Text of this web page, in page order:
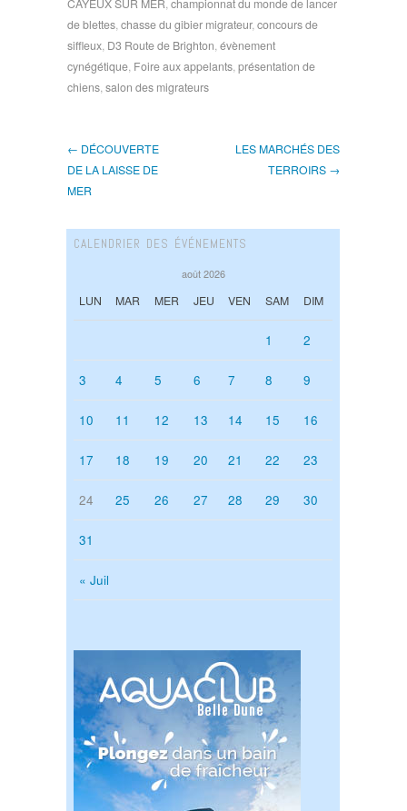
CAYEUX SUR MER,championnat du monde de lancer
de blettes,chasse du gibier migrateur,concours de
siffleux, D3 Route de Brighton,évènement
cynégétique, Foire aux appelants,présentation de
chiens,salon des migrateurs
← DÉCOUVERTE
DE LA LAISSE DE
MER
LES MARCHÉS DES
TERROIRS →
CALENDRIER DES ÉVÉNEMENTS
août 2026
LUN MAR MER JEU VEN SAM DIM
« Juil
1 2
3 4 5 6 7 8 9
10 11 12 13 14 15 16
17 18 19 20 21 22 23
24 25 26 27 28 29 30
31